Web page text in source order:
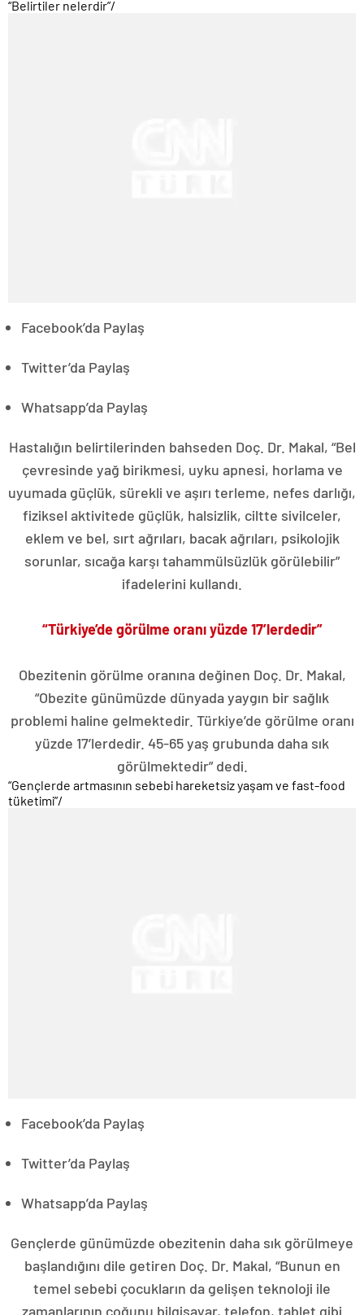
“Belirtiler nelerdir”/
Facebook’da Paylaş
Twitter’da Paylaş
Whatsapp’da Paylaş
Hastalığın belirtilerinden bahseden Doç. Dr. Makal, “Bel
çevresinde yağ birikmesi, uyku apnesi, horlama ve
uyumada güçlük, sürekli ve aşırı terleme, nefes darlığı,
fiziksel aktivitede güçlük, halsizlik, ciltte sivilceler,
eklem ve bel, sırt ağrıları, bacak ağrıları, psikolojik
sorunlar, sıcağa karşı tahammülsüzlük görülebilir”
ifadelerini kullandı.
“Türkiye’de görülme oranı yüzde 17’lerdedir”
Obezitenin görülme oranına değinen Doç. Dr. Makal,
“Obezite günümüzde dünyada yaygın bir sağlık
problemi haline gelmektedir. Türkiye’de görülme oranı
yüzde 17’lerdedir. 45-65 yaş grubunda daha sık
görülmektedir” dedi.
“Gençlerde artmasının sebebi hareketsiz yaşam ve fast-food
tüketimi”/
Facebook’da Paylaş
Twitter’da Paylaş
Whatsapp’da Paylaş
Gençlerde günümüzde obezitenin daha sık görülmeye
başlandığını dile getiren Doç. Dr. Makal, “Bunun en
temel sebebi çocukların da gelişen teknoloji ile
zamanlarının çoğunu bilgisayar, telefon, tablet gibi